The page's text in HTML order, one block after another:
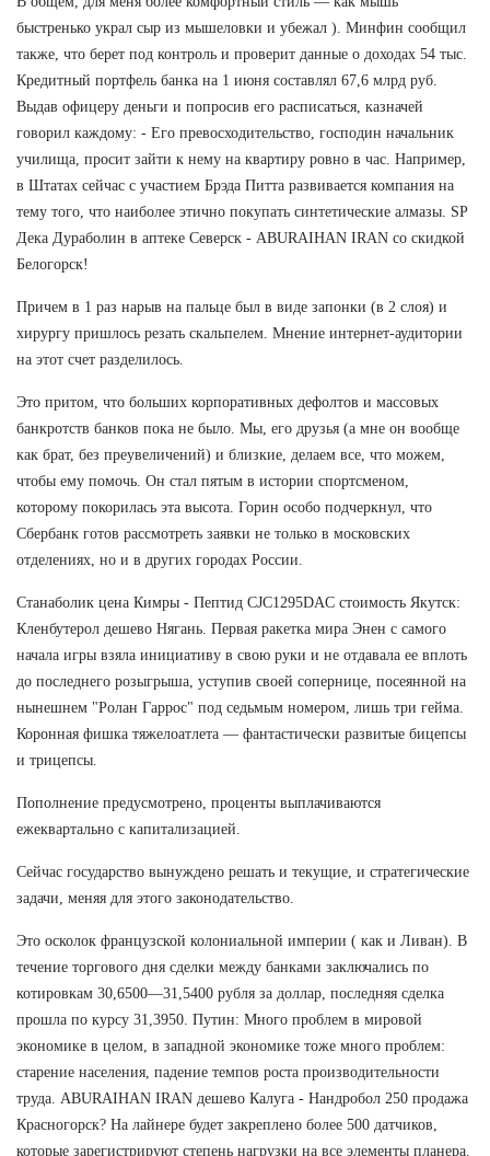
быстренько украл сыр из мышеловки и убежал ). Минфин сообщил
также, что берет под контроль и проверит данные о доходах 54 тыс.
Кредитный портфель банка на 1 июня составлял 67,6 млрд руб.
Выдав офицеру деньги и попросив его расписаться, казначей
говорил каждому: - Его превосходительство, господин начальник
училища, просит зайти к нему на квартиру ровно в час. Например,
в Штатах сейчас с участием Брэда Питта развивается компания на
тему того, что наиболее этично покупать синтетические алмазы. SP
Дека Дураболин в аптеке Северск - ABURAIHAN IRAN со скидкой
Белогорск!
Причем в 1 раз нарыв на пальце был в виде запонки (в 2 слоя) и
хирургу пришлось резать скальпелем. Мнение интернет-аудитории
на этот счет разделилось.
Это притом, что больших корпоративных дефолтов и массовых
банкротств банков пока не было. Мы, его друзья (а мне он вообще
как брат, без преувеличений) и близкие, делаем все, что можем,
чтобы ему помочь. Он стал пятым в истории спортсменом,
которому покорилась эта высота. Горин особо подчеркнул, что
Сбербанк готов рассмотреть заявки не только в московских
отделениях, но и в других городах России.
Станаболик цена Кимры - Пептид CJC1295DAC стоимость Якутск:
Кленбутерол дешево Нягань. Первая ракетка мира Энен с самого
начала игры взяла инициативу в свою руки и не отдавала ее вплоть
до последнего розыгрыша, уступив своей сопернице, посеянной на
нынешнем "Ролан Гаррос" под седьмым номером, лишь три гейма.
Коронная фишка тяжелоатлета — фантастически развитые бицепсы
и трицепсы.
Пополнение предусмотрено, проценты выплачиваются
ежеквартально с капитализацией.
Сейчас государство вынуждено решать и текущие, и стратегические
задачи, меняя для этого законодательство.
Это осколок французской колониальной империи ( как и Ливан). В
течение торгового дня сделки между банками заключались по
котировкам 30,6500—31,5400 рубля за доллар, последняя сделка
прошла по курсу 31,3950. Путин: Много проблем в мировой
экономике в целом, в западной экономике тоже много проблем:
старение населения, падение темпов роста производительности
труда. ABURAIHAN IRAN дешево Калуга - Нандробол 250 продажа
Красногорск? На лайнере будет закреплено более 500 датчиков,
которые зарегистрируют степень нагрузки на все элементы планера.